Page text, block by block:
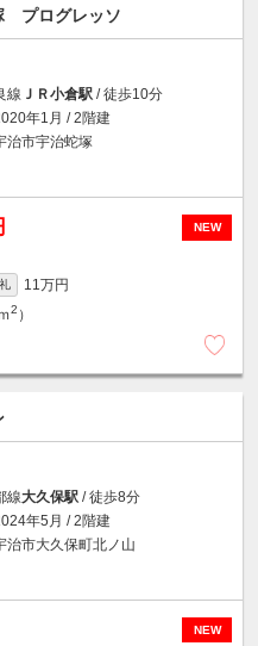
ログレッソ
線 ＪＲ小倉駅/ 徒歩10分
年1月 / 2階建
治市宇治蛇塚
NEW
礼
11万円
2 ）
線大久保駅/ 徒歩8分
年5月 / 2階建
治市大久保町北ノ山
NEW